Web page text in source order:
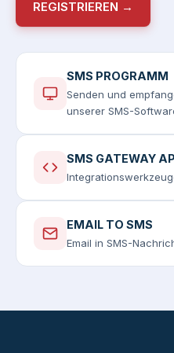
REGISTRIEREN →
SMS PROGRAMM
Senden und
unserer SMS-
SMS GATEWAY
EMAIL TO SMS
Email in SMS-